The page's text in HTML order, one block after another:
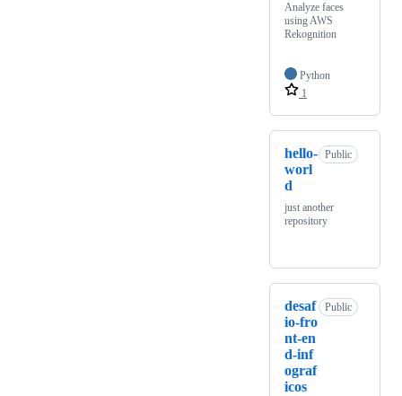
Analyze faces
using AWS
Rekognition
Python
1
hello-
worl
d
Public
just another
repository
desaf
io-fro
nt-en
d-inf
ograf
icos
Public